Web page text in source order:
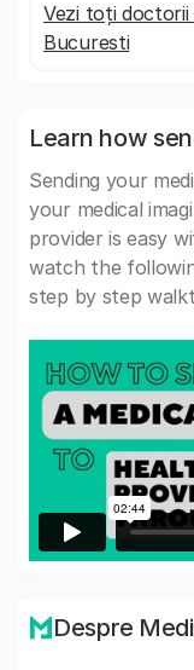
Vezi toți doctorii
Bucuresti
Learn how
Sending your
your medical
provider is easy
watch the
step by step
Despre